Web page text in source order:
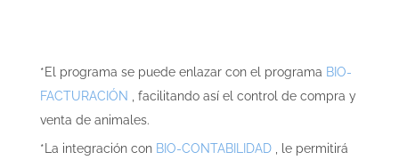
*El programa se puede enlazar con el programa BIO-
FACTURACIÓN
, facilitando así el control de compra y
venta de animales.
*La integración con BIO-CONTABILIDAD
, le permitirá